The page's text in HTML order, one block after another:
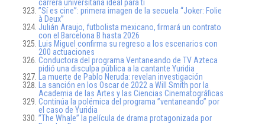
carrera universitaria ideal para ti
”Sí es cine”: primera imagen de la secuela “Joker: Folie
à Deux”
Julián Araujo, futbolista mexicano, firmará un contrato
con el Barcelona B hasta 2026
Luis Miguel confirma su regreso a los escenarios con
200 actuaciones
Conductora del programa Ventaneando de TV Azteca
pidió una disculpa pública a la cantante Yuridia
La muerte de Pablo Neruda: revelan investigación
La sanción en los Oscar de 2022 a Will Smith por la
Academia de las Artes y las Ciencias Cinematográficas
Continúa la polémica del programa ”ventaneando” por
el caso de Yuridia
”The Whale” la película de drama protagonizada por